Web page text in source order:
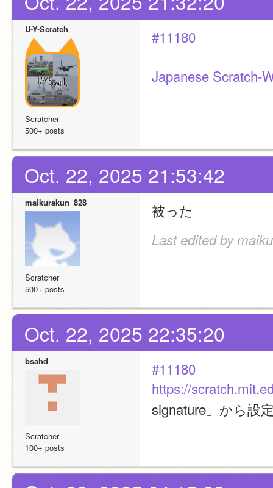
U-Y-Scratch
Scratcher
500+ posts
#11180
Japanese Scratch-
Oct. 22, 2025 21:53:42
maikurakun_828
Scratcher
500+ posts
被った
Last edited by
Oct. 22, 2025 22:35:20
bsahd
Scratcher
100+ posts
#11180
https://
signature」から設